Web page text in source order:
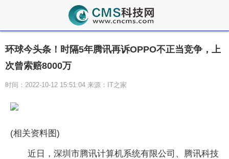
环球今头条！时隔5年腾讯再诉OPPO不正当竞争，上
次曾索赔8000万
时间：2022-10-12 15:51:04 来源：IT之家
(相关资料图)
近日，深圳市腾讯计算机系统有限公司、腾讯科技